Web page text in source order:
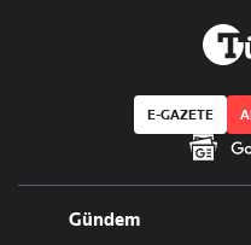
E-GAZETE
Gündem